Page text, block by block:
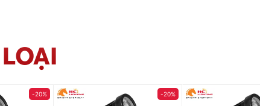
-20% -20%